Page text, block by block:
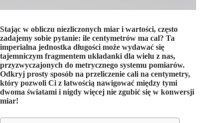
Stając w obliczu niezliczonych miar i wartości, często
zadajemy sobie pytanie: ile centymetrów ma cal? Ta
imperialna jednostka długości może wydawać się
tajemniczym fragmentem układanki dla wielu z nas,
przyzwyczajonych do metrycznego systemu pomiarów.
Odkryj prosty sposób na przeliczenie cali na centymetry,
który pozwoli Ci z łatwością nawigować między tymi
dwoma światami i nigdy więcej nie zgubić się w konwersji
miar!